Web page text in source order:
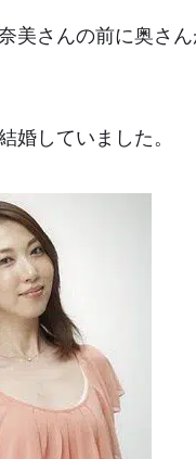
美さんの前に奥さ
婚していました。